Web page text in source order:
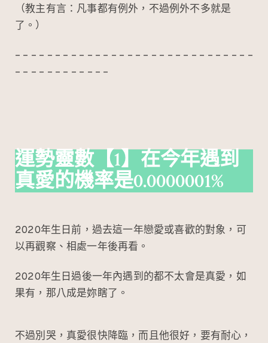
（教主有言：凡事都有例外，不過例外不多就是
了。）
– – – – – – – – – – – – – – – – – – – – – – – – – – – – – –
– – – – – – – – – – – –
運勢靈數【1】在今年遇到
真愛的機率是0.0000001%
2020年生日前，過去這一年戀愛或喜歡的對象，可
以再觀察、相處一年後再看。
2020年生日過後一年內遇到的都不太會是真愛，如
果有，那八成是妳瞎了。
不過別哭，真愛很快降臨，而且他很好，要有耐心，